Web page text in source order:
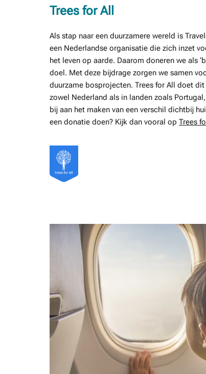
Trees for All
Als stap naar een duurzamere wereld is
een Nederlandse organisatie die zich inzet
het leven op aarde. Daarom doneren we als
doel. Met deze bijdrage zorgen we samen
duurzame bosprojecten. Trees for All doet
zowel Nederland als in landen zoals
bij aan het maken van een verschil dichtbij
een donatie doen? Kijk dan vooral op Trees